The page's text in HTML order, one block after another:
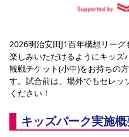
YANMAR HANASAKA STADIUM
DAZNで観戦
アウェイツアー
アウェイツアー
よくある質問
サステナビリティ
活動レポート
SPORT POSITIVE
スポーツクラブ
スポーツクラブ
長居公園 セレッソフットサルパ
グッズ チケット
2026明治安田J1百年構想リー
楽しみいただけるようにキッズ
観戦チケット(小中)をお持ちの
す。試合前は、場外でもセレッ
ください！
キッズパーク実施